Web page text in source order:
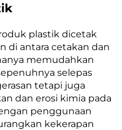
plastik dicetak
di antara cetakan dan
memudahkan
selepas
tetapi juga
dan erosi kimia pada
penggunaan
kekerapan